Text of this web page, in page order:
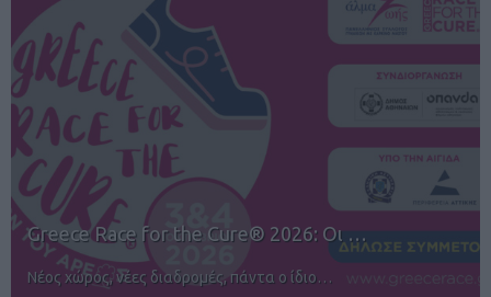
12ος TUI Rhodes Marathon: Άνοιγμα ε…
Αγώνες για όλους στην Ρόδο